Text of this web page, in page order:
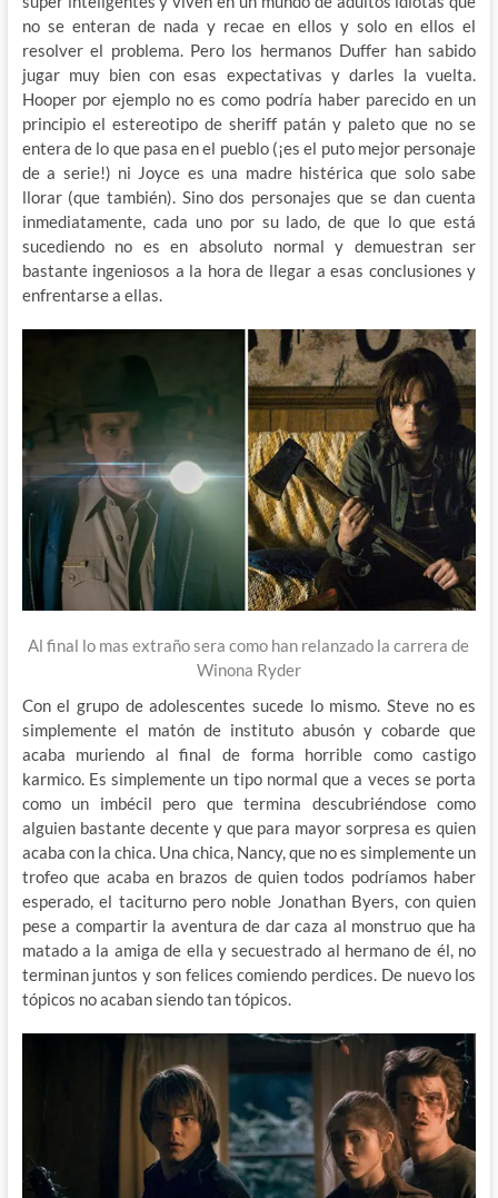
no se enteran de nada y recae en ellos y solo en ellos el
resolver el problema. Pero los hermanos Duffer han sabido
jugar muy bien con esas expectativas y darles la vuelta.
Hooper por ejemplo no es como podría haber parecido en un
principio el estereotipo de sheriff patán y paleto que no se
entera de lo que pasa en el pueblo (¡es el puto mejor personaje
de a serie!) ni Joyce es una madre histérica que solo sabe
llorar (que también). Sino dos personajes que se dan cuenta
inmediatamente, cada uno por su lado, de que lo que está
sucediendo no es en absoluto normal y demuestran ser
bastante ingeniosos a la hora de llegar a esas conclusiones y
enfrentarse a ellas.
Al final lo mas extraño sera como han relanzado la carrera de
Winona Ryder
Con el grupo de adolescentes sucede lo mismo. Steve no es
simplemente el matón de instituto abusón y cobarde que
acaba muriendo al final de forma horrible como castigo
karmico. Es simplemente un tipo normal que a veces se porta
como un imbécil pero que termina descubriéndose como
alguien bastante decente y que para mayor sorpresa es quien
acaba con la chica. Una chica, Nancy, que no es simplemente un
trofeo que acaba en brazos de quien todos podríamos haber
esperado, el taciturno pero noble Jonathan Byers, con quien
pese a compartir la aventura de dar caza al monstruo que ha
matado a la amiga de ella y secuestrado al hermano de él, no
terminan juntos y son felices comiendo perdices. De nuevo los
tópicos no acaban siendo tan tópicos.